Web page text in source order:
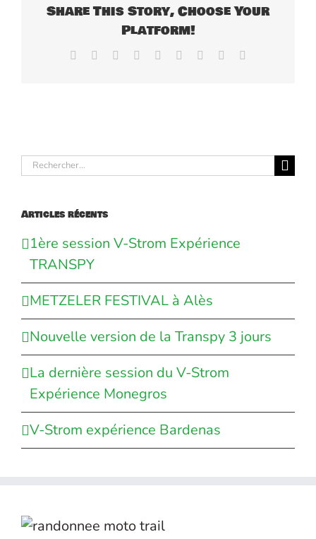
Share This Story, Choose Your
Platform!
Facebook Reddit LinkedInWhatsApp
TumblrPinterest
Rechercher:
Articles récents
1ère session V-Strom Expérience
TRANSPY
METZELER FESTIVAL à Alès
Nouvelle version de la Transpy 3 jours
La dernière session du V-Strom
Expérience Monegros
V-Strom expérience Bardenas